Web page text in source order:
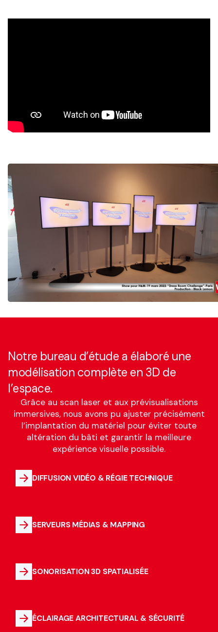
Notre bureau d’étude a élaboré une
modélisation complète en 3D de
l’espace.
Grâce au scan laser et aux prévisualisations
immersives, nous avons pu ajuster précisément
l’implantation du matériel pour éviter toute
altération du bâti et garantir la meilleure
expérience visuelle possible.
DIFFUSION VIDÉO & RÉGIE TECHNIQUE
SERVEURS MÉDIAS & MAPPING
SONORISATION 3D SPATIALISÉE
ÉCLAIRAGE ARCHITECTURAL & SÉCURITÉ